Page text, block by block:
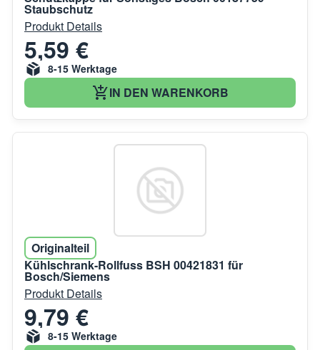
Staubschutz
Produkt Details
5,59 €
8-15 Werktage
IN DEN WARENKORB
Originalteil
Kühlschrank-Rollfuss BSH 00421831 für
Bosch/Siemens
Produkt Details
9,79 €
8-15 Werktage